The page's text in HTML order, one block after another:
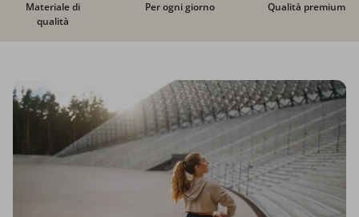
Materiale di
qualità
Per ogni giorno Qualità premium